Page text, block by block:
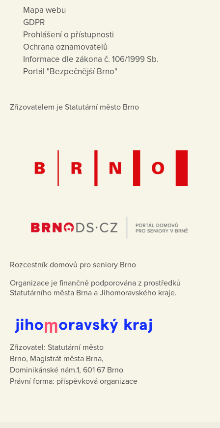
Mapa webu
GDPR
Prohlášení o přístupnosti
Ochrana oznamovatelů
Informace dle zákona č. 106/1999 Sb.
Portál "Bezpečnější Brno"
Zřizovatelem je Statutární město Brno
Rozcestník domovů pro seniory Brno
Organizace je finančně podporována z prostředků
Statutárního města Brna a Jihomoravského kraje.
Zřizovatel: Statutární město
Brno, Magistrát města Brna,
Dominikánské nám.1, 601 67 Brno
Právní forma: příspěvková organizace